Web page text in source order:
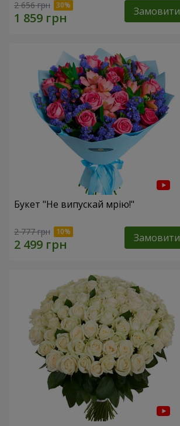
2 656 грн Замовити
Букет "Не випускай мрію!"
2 777 грн Замовити